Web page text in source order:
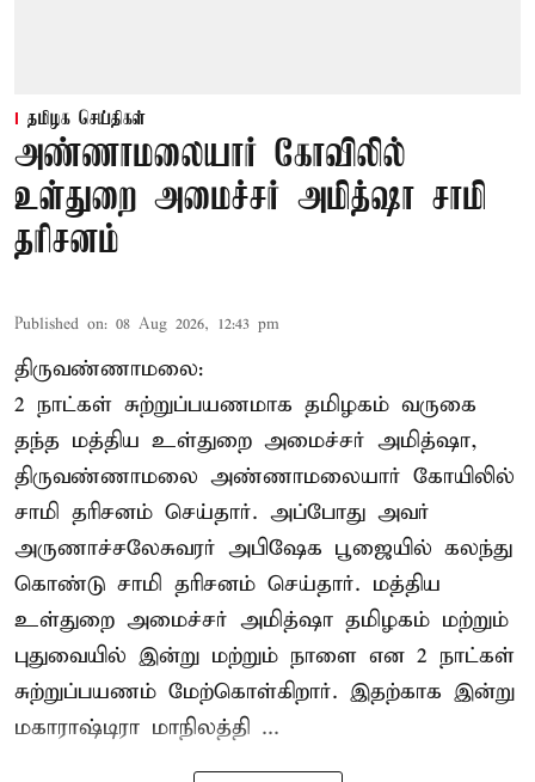
தமிழக செய்திகள்
அண்ணாமலையார் கோவிலில்
உள்துறை அமைச்சர் அமித்ஷா சாமி
தரிசனம்
Published on: 08 Aug 2026, 12:43 pm
திருவண்ணாமலை:
2 நாட்கள் சுற்றுப்பயணமாக தமிழகம் வருகை
தந்த மத்திய உள்துறை அமைச்சர் அமித்ஷா,
திருவண்ணாமலை அண்ணாமலையார் கோயிலில்
சாமி தரிசனம் செய்தார். அப்போது அவர்
அருணாச்சலேசுவரர் அபிஷேக பூஜையில் கலந்து
கொண்டு சாமி தரிசனம் செய்தார். மத்திய
உள்துறை அமைச்சர் அமித்ஷா தமிழகம் மற்றும்
புதுவையில் இன்று மற்றும் நாளை என 2 நாட்கள்
சுற்றுப்பயணம் மேற்கொள்கிறார். இதற்காக இன்று
மகாராஷ்டிரா மாநிலத்தி ...